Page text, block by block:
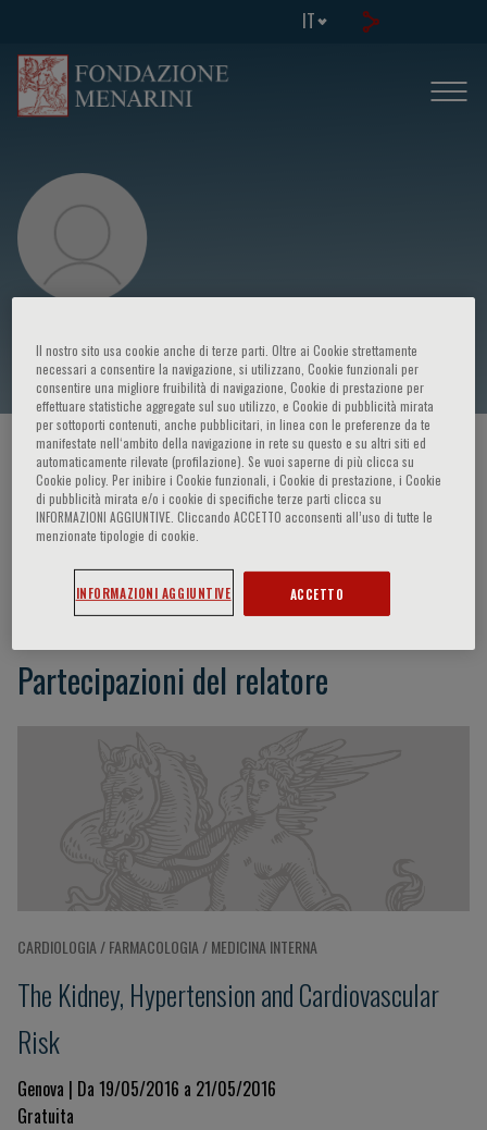
IT
Francesca Viazzi
HOME PAGE / CORSI ED EVENTI / RELATORE
Francesca Viazzi
Partecipazioni del relatore
CARDIOLOGIA / FARMACOLOGIA / MEDICINA INTERNA
The Kidney, Hypertension and Cardiovascular
Risk
Genova | Da 19/05/2016 a 21/05/2016
Gratuita
Il nostro sito usa cookie anche di terze parti. Oltre ai Cookie strettamente
necessari a consentire la navigazione, si utilizzano, Cookie funzionali per
consentire una migliore fruibilità di navigazione, Cookie di prestazione per
effettuare statistiche aggregate sul suo utilizzo, e Cookie di pubblicità mirata
per sottoporti contenuti, anche pubblicitari, in linea con le preferenze da te
manifestate nell‘ambito della navigazione in rete su questo e su altri siti ed
automaticamente rilevate (profilazione). Se vuoi saperne di più clicca su
Cookie policy. Per inibire i Cookie funzionali, i Cookie di prestazione, i Cookie
di pubblicità mirata e/o i cookie di specifiche terze parti clicca su
INFORMAZIONI AGGIUNTIVE. Cliccando ACCETTO acconsenti all’uso di tutte le
menzionate tipologie di cookie.
INFORMAZIONI AGGIUNTIVE ACCETTO